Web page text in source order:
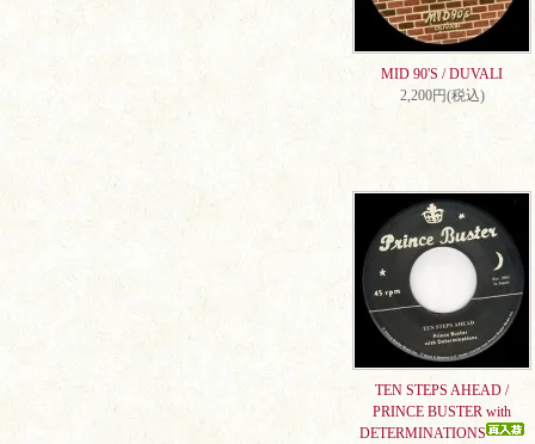
MID 90'S / DUVALI
2,200円(税込)
TEN STEPS AHEAD /
PRINCE BUSTER with
DETERMINATIONS